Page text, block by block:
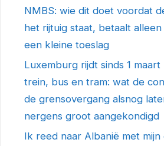
NMBS: wie dit doet voordat
het rijtuig staat, betaalt
een kleine toeslag
Luxemburg rijdt sinds 1
trein, bus en tram: wat de
de grensovergang alsnog
nergens groot aangekondigd
Ik reed naar Albanië met